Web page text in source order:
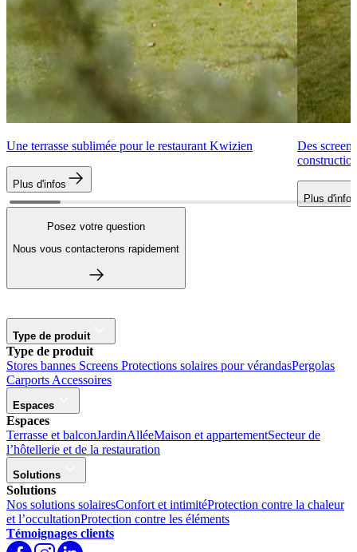
Une terrasse sublimée pour le restaurant Kwizien
Plus d'infos
Des
Plus d'infos
Posez votre question
Nous vous contacterons rapidement
Type de produit
Type de produit
Stores bannes Screens Protections solaires pour vérandasPergolas
Carports Accessoires
Espaces
Espaces
Terrasse et balconJardinAlléeMaison et appartementSecteur de
l’hôtellerie et de la restauration
Solutions
Solutions
Nos solutions solairesConfort et intimitéProtection contre la chaleur
et l’occultationProtection contre les éléments
Témoignages clients